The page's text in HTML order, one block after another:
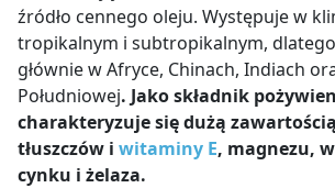
źródło cennego oleju. Występuje w
tropikalnym i subtropikalnym,
głównie w Afryce, Chinach, Indiach
Południowej. Jako składnik
charakteryzuje się dużą
tłuszczów i witaminy E, magnezu,
cynku i żelaza.